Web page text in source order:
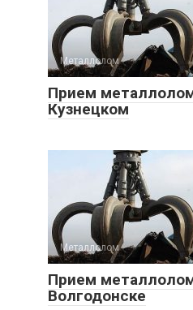
Металлолом
Прием
Кузнецком
Металлолом
Прием
Волгодонске